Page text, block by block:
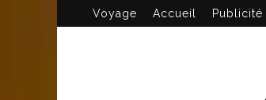
Voyage Accueil Publicité